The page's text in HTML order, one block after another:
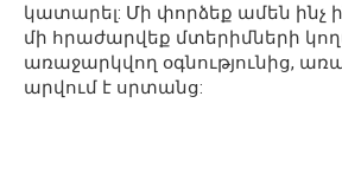
կատարել: Մի փորձեք ամեն ինչ
մի հրաժարվեք մտերիմների
առաջարկվող օգնությունից,
արվում է սրտանց: